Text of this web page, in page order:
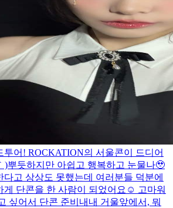
투어! ROCKATION의 서울콘이 드디어
)뿌듯하지만 아쉽고 행복하고 눈물나🥹
고 상상도 못했는데 여러분들 덕분에
게 단콘을 한 사람이 되었어요☺️ 고마워
싶어서 단콘 준비내내 거울앞에서, 뭐